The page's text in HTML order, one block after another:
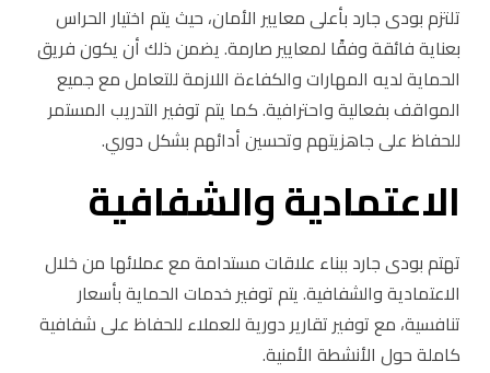
تلتزم بودى جارد بأعلى معايير الأمان، حيث يتم اختيار الحراس
بعناية فائقة وفقًا لمعايير صارمة. يضمن ذلك أن يكون فريق
الحماية لديه المهارات والكفاءة اللازمة للتعامل مع جميع
المواقف بفعالية واحترافية. كما يتم توفير التدريب المستمر
للحفاظ على جاهزيتهم وتحسين أدائهم بشكل دوري.
الاعتمادية والشفافية
تهتم بودى جارد ببناء علاقات مستدامة مع عملائها من خلال
الاعتمادية والشفافية. يتم توفير خدمات الحماية بأسعار
تنافسية، مع توفير تقارير دورية للعملاء للحفاظ على شفافية
كاملة حول الأنشطة الأمنية.